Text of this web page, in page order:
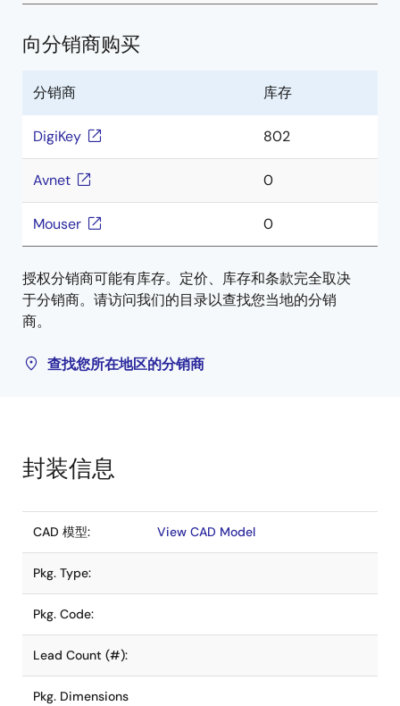
向分销商购买
分销商 库存
DigiKey 802
Avnet 0
Mouser 0
授权分销商可能有库存。定价、库存和条款完全取决
于分销商。请访问我们的目录以查找您当地的分销
商。
查找您所在地区的分销商
封装信息
CAD 模型: View CAD Model
Pkg. Type:
Pkg. Code:
Lead Count (#):
Pkg. Dimensions